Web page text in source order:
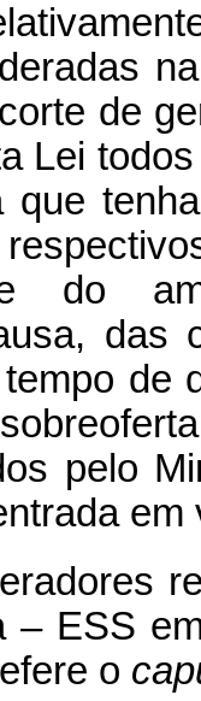
de
Lei
que
do
das
de
pelo
– ESS
o